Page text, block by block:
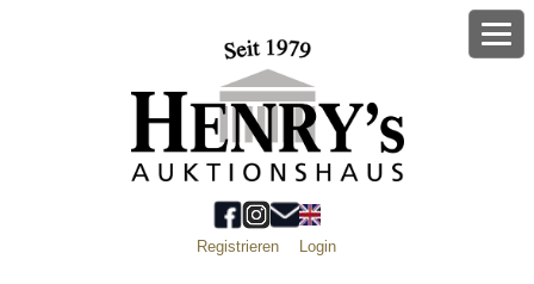
Registrieren Login